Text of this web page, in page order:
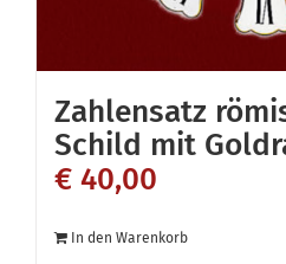
Zahlensatz
Schild mit
€ 40,00
In den Warenkorb